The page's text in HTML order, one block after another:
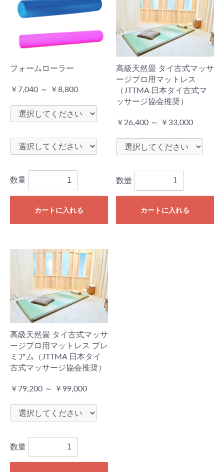
フォームローラー
￥7,040 ～ ￥8,800
数量
カートに入れる
高級天然畳 タイ古式マッサ
ージプロ用マットレス
（JTTMA 日本タイ古式マ
ッサージ協会推奨）
￥26,400 ～ ￥33,000
数量
カートに入れる
高級天然畳 タイ古式マッサ
ージプロ用マットレス プレ
ミアム（JTTMA 日本タイ
古式マッサージ協会推奨）
￥79,200 ～ ￥99,000
数量